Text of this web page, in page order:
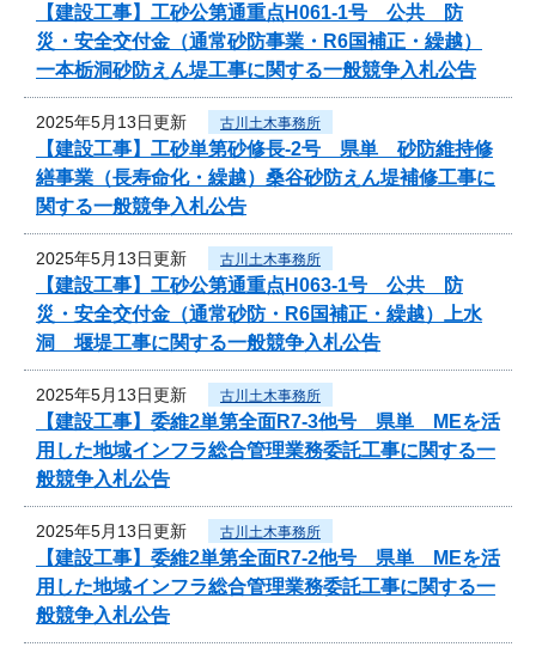
【建設工事】工砂公第通重点H061-1号 公共 防
災・安全交付金（通常砂防事業・R6国補正・繰越）
一本栃洞砂防えん堤工事に関する一般競争入札公告
2025年5月13日更新 古川土木事務所
【建設工事】工砂単第砂修長‐2号 県単 砂防維持修
繕事業（長寿命化・繰越）桑谷砂防えん堤補修工事に
関する一般競争入札公告
2025年5月13日更新 古川土木事務所
【建設工事】工砂公第通重点H063-1号 公共 防
災・安全交付金（通常砂防・R6国補正・繰越）上水
洞 堰堤工事に関する一般競争入札公告
2025年5月13日更新 古川土木事務所
【建設工事】委維2単第全面R7-3他号 県単 MEを活
用した地域インフラ総合管理業務委託工事に関する一
般競争入札公告
2025年5月13日更新 古川土木事務所
【建設工事】委維2単第全面R7-2他号 県単 MEを活
用した地域インフラ総合管理業務委託工事に関する一
般競争入札公告